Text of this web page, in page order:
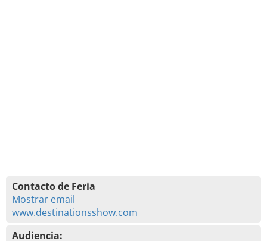
Contacto de Feria
Mostrar email
www.destinationsshow.com
Audiencia: